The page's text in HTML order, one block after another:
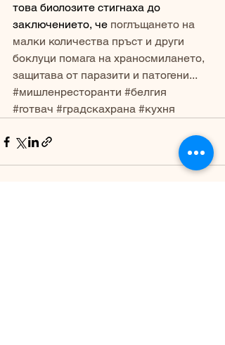
това биолозите стигнаха до
заключението, че поглъщането на
малки количества пръст и други
боклуци помага на храносмилането,
защитава от паразити и патогени...
#мишленресторанти #белгия
#готвач #градскахрана #кухня